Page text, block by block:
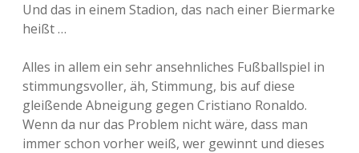
Und das in einem Stadion, das nach einer Biermarke
heißt …
Alles in allem ein sehr ansehnliches Fußballspiel in
stimmungsvoller, äh, Stimmung, bis auf diese
gleißende Abneigung gegen Cristiano Ronaldo.
Wenn da nur das Problem nicht wäre, dass man
immer schon vorher weiß, wer gewinnt und dieses